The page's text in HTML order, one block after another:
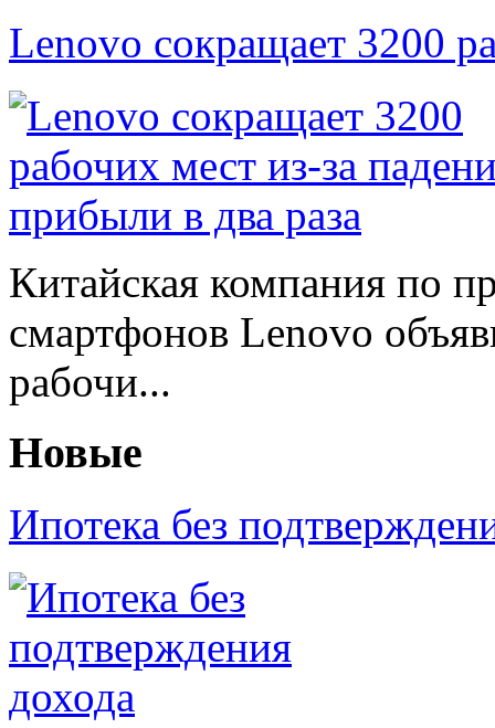
Lenovo сокращает 3200
Китайская компания по
смартфонов Lenovo
рабочи...
Новые
Ипотека без